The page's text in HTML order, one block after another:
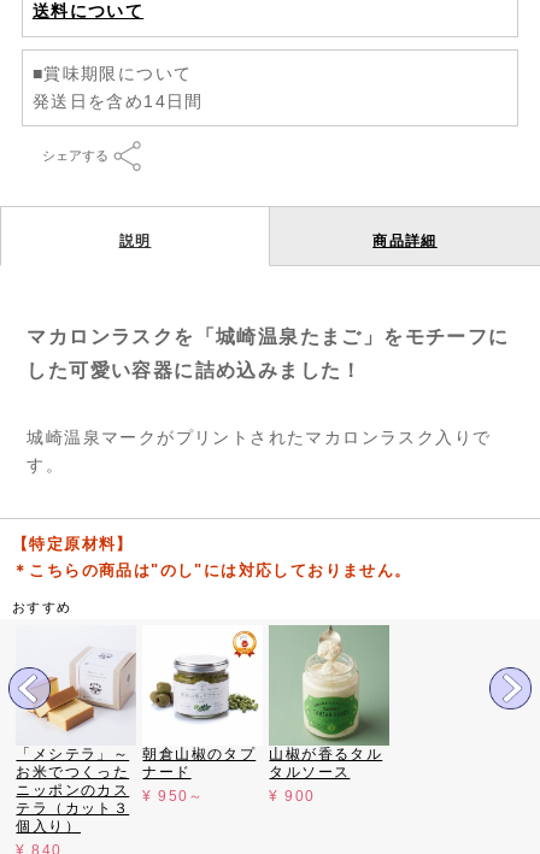
送料について
■賞味期限について
発送日を含め14日間
シェアする
説明 商品詳細
マカロンラスクを「城崎温泉たまご」をモチーフに
した可愛い容器に詰め込みました！
城崎温泉マークがプリントされたマカロンラスク入りで
す。
【特定原材料】
＊こちらの商品は"のし"には対応しておりません。
おすすめ
「メシテラ」～
お米でつくった
ニッポンのカス
テラ（カット３
個入り）
¥ 840
朝倉山椒のタプ
ナード
¥ 950～
山椒が香るタル
タルソース
¥ 900